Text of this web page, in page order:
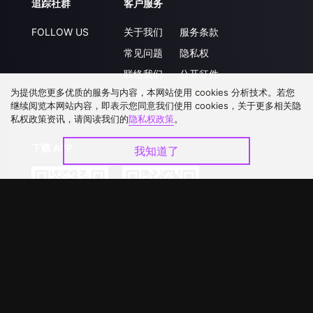
追踪社群
FOLLOW US
客户服务
关于我们
常见问题
联络我们
升级VIP
服务条款
隐私权
公开征件
合作洽談
为提供您更多优质的服务与内容，本网站使用 cookies 分析技术。若您
继续阅览本网站内容，即表示您同意我们使用 cookies，关于更多相关隐
私权政策资讯，请阅读我们的隐私权政策。
我知道了